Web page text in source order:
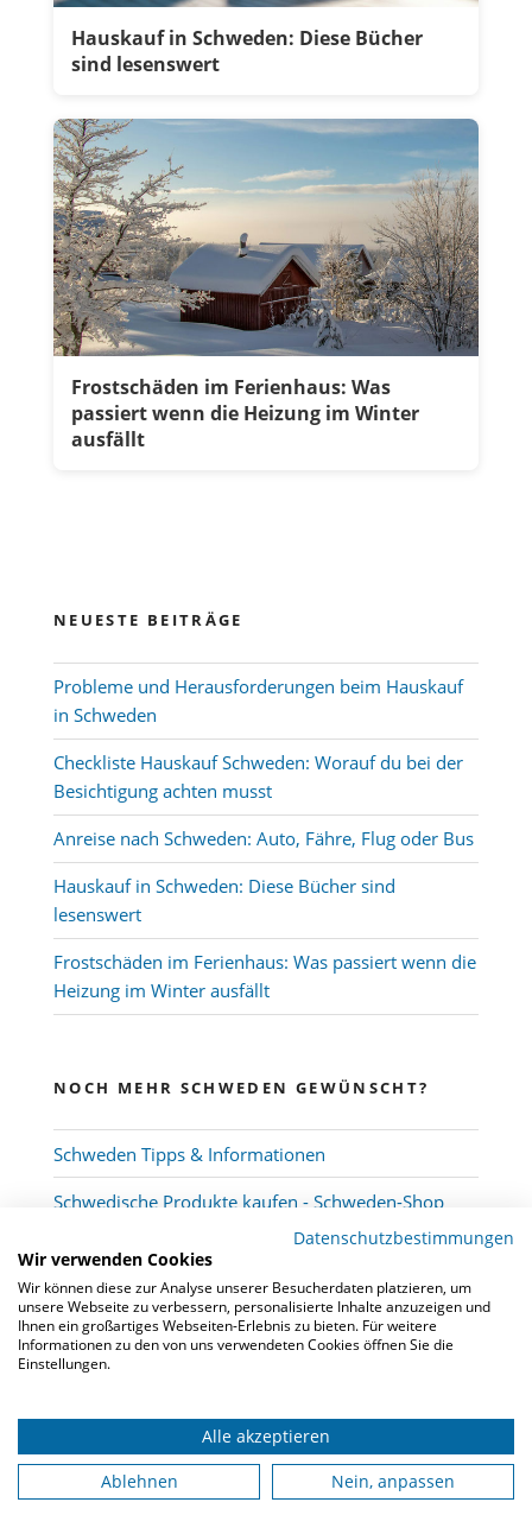
Hauskauf in Schweden: Diese Bücher
sind lesenswert
Frostschäden im Ferienhaus: Was
passiert wenn die Heizung im Winter
ausfällt
NEUESTE BEITRÄGE
Probleme und Herausforderungen beim Hauskauf
in Schweden
Checkliste Hauskauf Schweden: Worauf du bei der
Besichtigung achten musst
Anreise nach Schweden: Auto, Fähre, Flug oder Bus
Hauskauf in Schweden: Diese Bücher sind
lesenswert
Frostschäden im Ferienhaus: Was passiert wenn die
Heizung im Winter ausfällt
NOCH MEHR SCHWEDEN GEWÜNSCHT?
Schweden Tipps & Informationen
Schwedische Produkte kaufen - Schweden-Shop
Schwedenmakler-Kooperation
Datenschutz-Impressum
Datenschutzbestimmungen
Wir verwenden Cookies
Wir können diese zur Analyse unserer Besucherdaten platzieren, um
unsere Webseite zu verbessern, personalisierte Inhalte anzuzeigen und
Ihnen ein großartiges Webseiten-Erlebnis zu bieten. Für weitere
Informationen zu den von uns verwendeten Cookies öffnen Sie die
Einstellungen.
Alle akzeptieren
Ablehnen
Nein, anpassen